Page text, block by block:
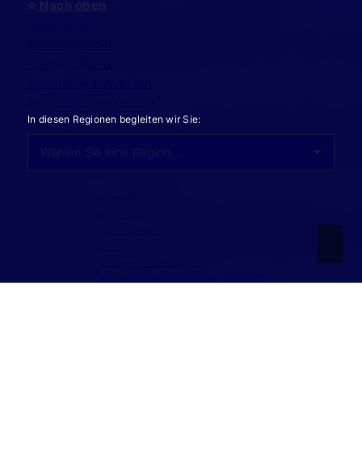
In diesen Regionen begleiten wir Sie: